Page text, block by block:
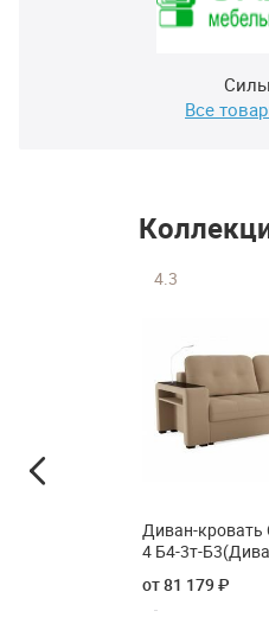
Все
4.3
Диван-кровать
4 Б4-3т-
от 81 179 ₽